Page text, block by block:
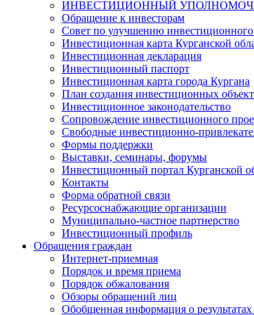
ИНВЕСТИЦИОННЫЙ
Обращение к инвесторам
Совет по улучшению инвестиционного
Инвестиционная карта Курганской
Инвестиционная декларация
Инвестиционный паспорт
Инвестиционная карта города Кургана
План создания инвестиционных
Инвестиционное законодательство
Сопровождение инвестиционного
Свободные инвестиционно-
Формы поддержки
Выставки, семинары, форумы
Инвестиционный портал Курганской
Контакты
Форма обратной связи
Ресурсоснабжающие организации
Муниципально-частное партнерство
Инвестиционный профиль
Обращения граждан
Интернет-приемная
Порядок и время приема
Порядок обжалования
Обзоры обращений лиц
Обобщенная информация о